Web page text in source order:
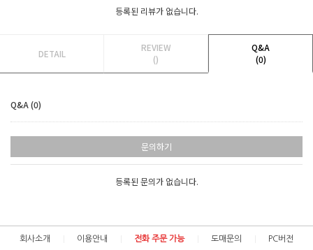
등록된 리뷰가 없습니다.
DETAIL
REVIEW
()
Q&A
(0)
Q&A (0)
문의하기
등록된 문의가 없습니다.
회사소개 이용안내 전화 주문 가능 도매문의 PC버전